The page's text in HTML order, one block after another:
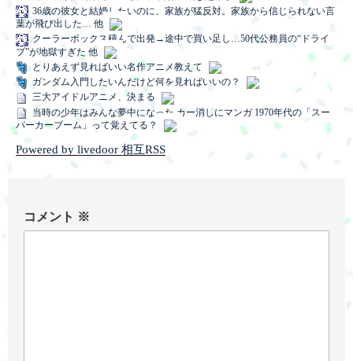
36歳の彼女と結婚したいのに、家族が猛反対。家族から信じられない言
葉が飛び出した… 他
クーラーボックス積んで出発→途中で買い足し…50代公務員の“ドライ
ブ”が地獄すぎた 他
とりあえず見ればいい名作アニメ教えて
ガンダム入門したいんだけど何を見ればいいの？
三大アイドルアニメ、決まる
当時の少年はみんな夢中になった カー消しにマンガ 1970年代の「スー
パーカーブーム」って覚えてる？
Powered by livedoor 相互RSS
コメント ※